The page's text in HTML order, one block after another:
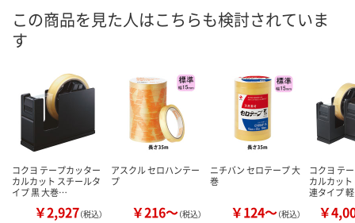
8月10日（月）
販売停止中です
カゴへ カ
この商品を見た人はこちらも検討されていま
す
コクヨ テープカッター
カルカット スチールタ
イプ 黒 大巻…
￥2,927（税込）
アスクル セロハンテー
プ
￥216～（税込）
ニチバン セロテープ 大
巻
￥124～（税込）
コクヨ テ
カルカッ
連タイプ
￥